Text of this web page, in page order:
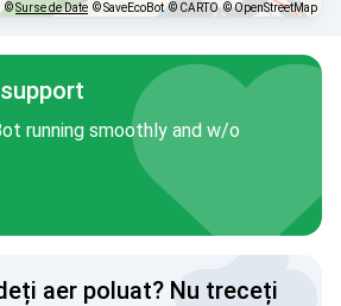
©Surse de Date © SaveEcoBot © CARTO © OpenStreetMap
running smoothly and w/o
aer poluat? Nu treceți